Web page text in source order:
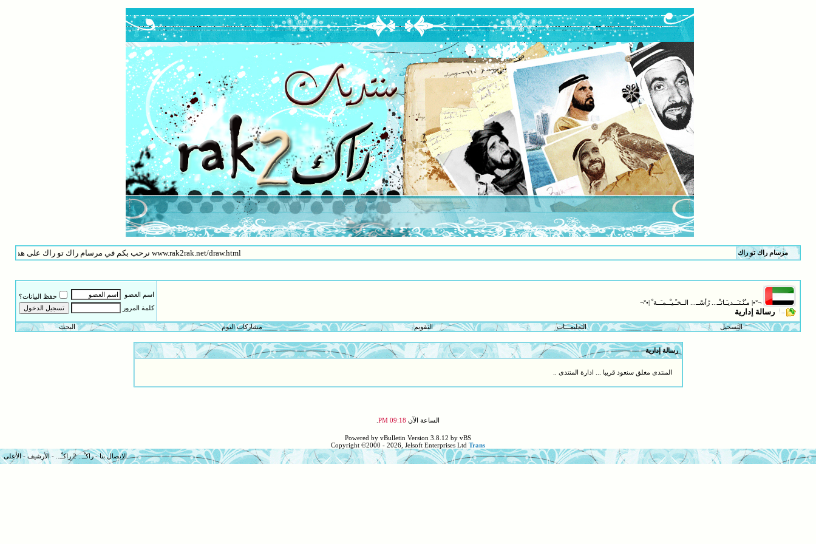
نرحب بكم في مرسام راك تو راك على هذى الرابط www.rak2rak.net/draw.html مرسام راك تو راك
¬°•| مـُنْـتـَــديـَـاتـْـ... رًأسْــ... الــخـًـيـْــمـَــة ْ |•°¬
رسالة إدارية
اسم العضو
حفظ البيانات؟
كلمة المرور
التسجيل التعليمـــات التقويم مشاركات اليوم البحث
رسالة إدارية
المنتدى مغلق سنعود قريبا ... ادارة المنتدى ..
الساعة الآن 09:18 PM
Powered by vBulletin Version 3.8.12 by vBS
Copyright ©2000 - 2026, Jelsoft Enterprises Ltd Trans
الاتصال بنا-راكـْـ.. 2 راكـْـ.. -الأرشيف-الأعلى